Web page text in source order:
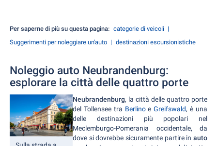
Per saperne di più su questa pagina: categorie di veicoli
Suggerimenti per noleggiare un'auto
destinazioni escursionistiche
Noleggio auto Neubrandenburg:
esplorare la città delle quattro porte
Neubrandenburg, la città delle quattro porte
del Tollensee tra BerlinoeGreifswald, è una
delle destinazioni più popolari nel
Meclemburgo-Pomerania occidentale, da
dove si dovrebbe sicuramente partire in auto